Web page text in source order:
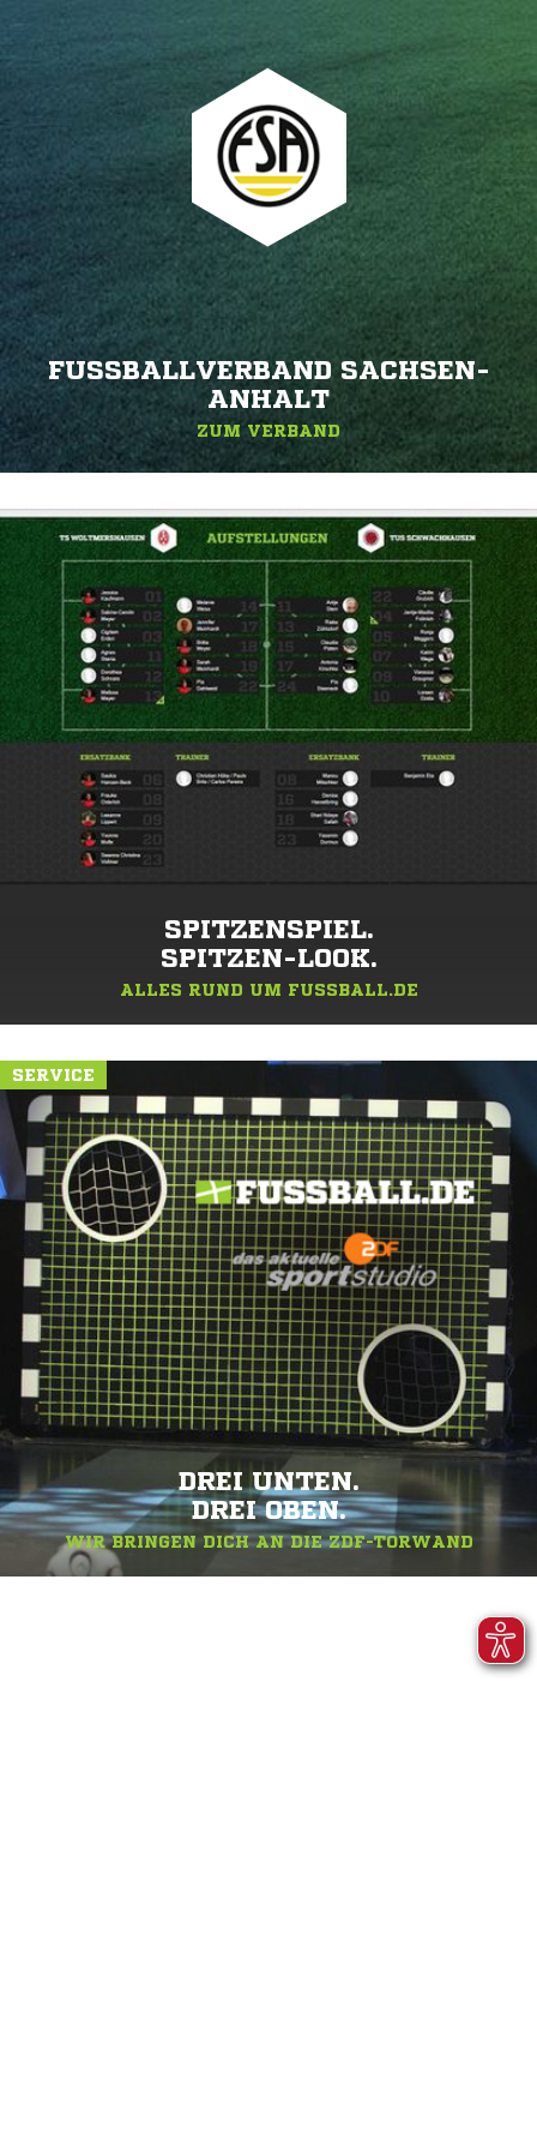
FUSSBALLVERBAND SACHSEN-A
NHALT
ZUM VERBAND
SPITZENSPIEL.
SPITZEN-LOOK.
ALLES RUND UM FUSSBALL.DE
SERVICE
DREI UNTEN.
DREI OBEN.
WIR BRINGEN DICH AN DIE ZDF-TORWAND